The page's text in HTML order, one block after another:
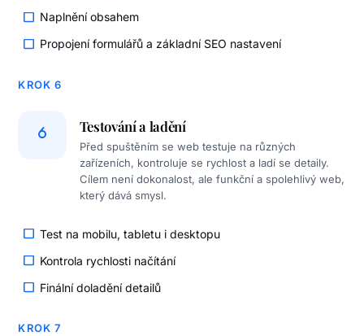
Naplnění obsahem
Propojení formulářů a základní SEO nastavení
KROK 6
Testování a ladění
Před spuštěním se web testuje na různých
zařízeních, kontroluje se rychlost a ladí se detaily.
Cílem není dokonalost, ale funkční a spolehlivý web,
který dává smysl.
Test na mobilu, tabletu i desktopu
Kontrola rychlosti načítání
Finální doladění detailů
KROK 7